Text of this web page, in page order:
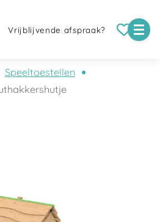
Vrijblijvende afspraak?
Speeltoestellen